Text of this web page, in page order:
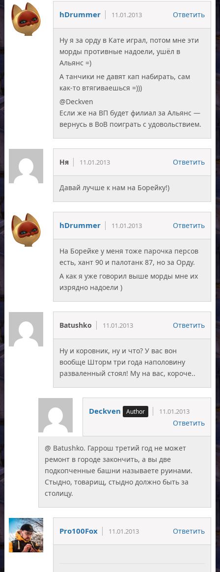
hDrummer 11.01.2013 Ответить
Ну я за орду в Кате играл, потом мне эти
морды противные надоели, ушёл в
Альянс =)
А танчики не давят кап набирать, сам
как-то втягиваешься =)))
@Deckven
Если же на ВП будет филиал за Альянс —
вернусь в ВоВ поиграть с удовольствием.
Ня 11.01.2013 Ответить
Давай лучше к нам на Борейку!)
hDrummer 11.01.2013 Ответить
На Борейке у меня тоже парочка персов
есть, хант 90 и палотанк 87, но за Орду.
А как я уже говорил выше морды мне их
изрядно надоели )
Batushko 11.01.2013 Ответить
Ну и коровник, ну и что? У вас вон
вообще Шторм три года наполовину
разваленный стоял! Му на вас, короче..
Deckven 11.01.2013
Ответить
@ Batushko. Гаррош третий год не может
ремонт в городе закончить, а вы две
подкопченные башни называете руинами.
Стыдно, товарищ, стыдно должно быть за
столицу.
Pro100Fox 11.01.2013 Ответить